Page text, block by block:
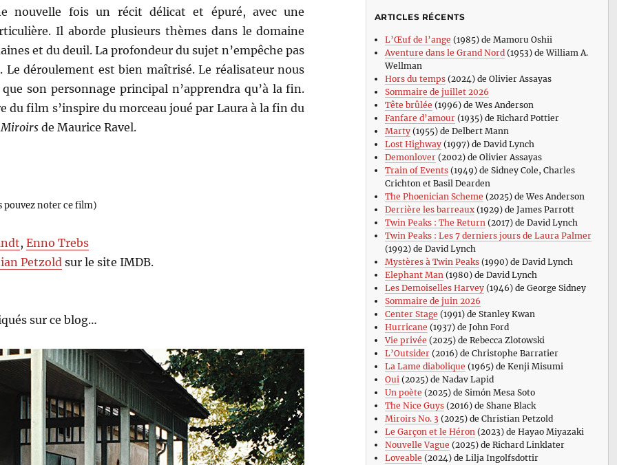
nouvelle fois un récit délicat et épuré, avec une
Il aborde plusieurs thèmes dans le domaine
et du deuil. La profondeur du sujet n’empêche pas
déroulement est bien maîtrisé. Le réalisateur nous
son personnage principal n’apprendra qu’à la fin.
du film s’inspire du morceau joué par Laura à la fin du
Miroirsde Maurice Ravel.
pouvez noter ce film)
,Enno Trebs
Petzold sur le site IMDB.
sur ce blog…
ARTICLES RÉCENTS
L’Œuf de l’ange (1985) de Mamoru Oshii
Aventure dans le Grand Nord(1953) de William A.
Wellman
Hors du temps(2024) de Olivier Assayas
Sommaire de juillet 2026
Tête brûlée (1996) de Wes Anderson
Fanfare d’amour(1935) de Richard Pottier
Marty(1955) de Delbert Mann
Lost Highway(1997) de David Lynch
Demonlover(2002) de Olivier Assayas
Train of Events(1949) de Sidney Cole, Charles
Crichton et Basil Dearden
The Phoenician Scheme (2025) de Wes Anderson
Derrière les barreaux(1929) de James Parrott
Twin Peaks : The Return(2017) de David Lynch
Twin Peaks : Les 7 derniers jours de Laura Palmer
(1992) de David Lynch
Mystères à Twin Peaks(1990) de David Lynch
Elephant Man(1980) de David Lynch
Les Demoiselles Harvey(1946) de George Sidney
Sommaire de juin 2026
Center Stage (1991) de Stanley Kwan
Hurricane (1937) de John Ford
Vie privée (2025) de Rebecca Zlotowski
L’Outsider(2016) de Christophe Barratier
La Lame diabolique (1965) de Kenji Misumi
Oui(2025) de Nadav Lapid
Un poète (2025) de Simón Mesa Soto
The Nice Guys(2016) de Shane Black
Miroirs No. 3 (2025) de Christian Petzold
Le Garçon et le Héron(2023) de Hayao Miyazaki
Nouvelle Vague (2025) de Richard Linklater
Loveable (2024) de Lilja Ingolfsdottir